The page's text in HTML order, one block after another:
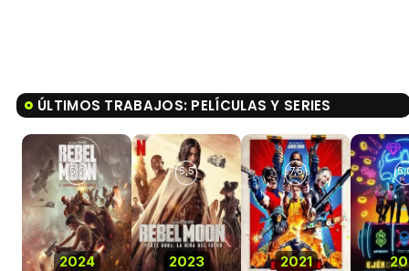
ÚLTIMOS TRABAJOS: PELÍCULAS Y SERIES
2024
5,2
2023
5,5
2021
7,5